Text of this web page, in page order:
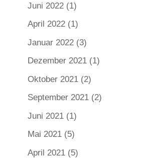
Juni 2022(1)
April 2022(1)
Januar 2022(3)
Dezember 2021(1)
Oktober 2021(2)
September 2021(2)
Juni 2021(1)
Mai 2021(5)
April 2021(5)